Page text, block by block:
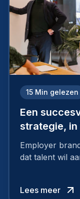
15 Min gelezen
Een
strategie, in
Employer
dat talent wil
niet van
Lees meer